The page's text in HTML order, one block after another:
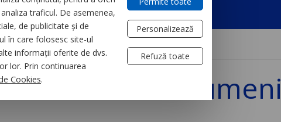
DEVINO PARTENER CONTACT
USB 450 lumeni
traficul. De asemenea,
de publicitate și de
în care folosesc site-ul
informații oferite de dvs.
lor. Prin continuarea
Cookies.
Personalizează
Refuză toate